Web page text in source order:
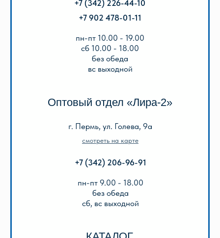
ИНФОРМАЦИЯ
О Перми и Пермском крае
Все товары
Отзывы
Оплата и доставка
ИНН 5905042366
Публичная оферта
Политика конфиденциальности
Описание игр